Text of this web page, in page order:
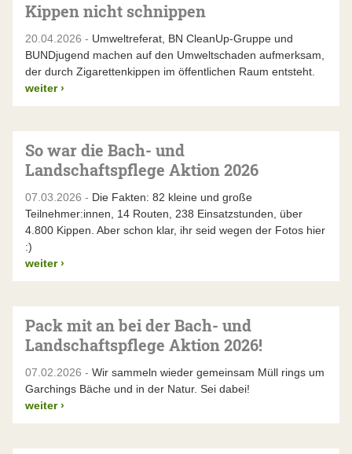
Kippen nicht schnippen
20.04.2026 - Umweltreferat, BN CleanUp-Gruppe und
BUNDjugend machen auf den Umweltschaden aufmerksam,
der durch Zigarettenkippen im öffentlichen Raum entsteht.
weiter ›
So war die Bach- und
Landschaftspflege Aktion 2026
07.03.2026 - Die Fakten: 82 kleine und große
Teilnehmer:innen, 14 Routen, 238 Einsatzstunden, über
4.800 Kippen. Aber schon klar, ihr seid wegen der Fotos hier
:)
weiter ›
Pack mit an bei der Bach- und
Landschaftspflege Aktion 2026!
07.02.2026 - Wir sammeln wieder gemeinsam Müll rings um
Garchings Bäche und in der Natur. Sei dabei!
weiter ›